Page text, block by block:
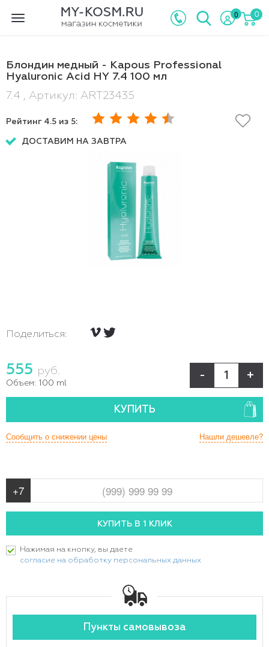
Toggle
0 0
Блондин медный - Kapous Professional
Hyaluronic Acid HY 7.4 100 мл
7.4 , Артикул: ART23435
Рейтинг 4.5 из 5:
ДОСТАВИМ НА ЗАВТРА
Поделиться:
555 руб.
Объем: 100 ml
- +
КУПИТЬ
Нашли дешевле?
Сообщить о снижении цены
Нажимая на кнопку, вы даете
согласие на обработку персональных данных
Пункты самовывоза